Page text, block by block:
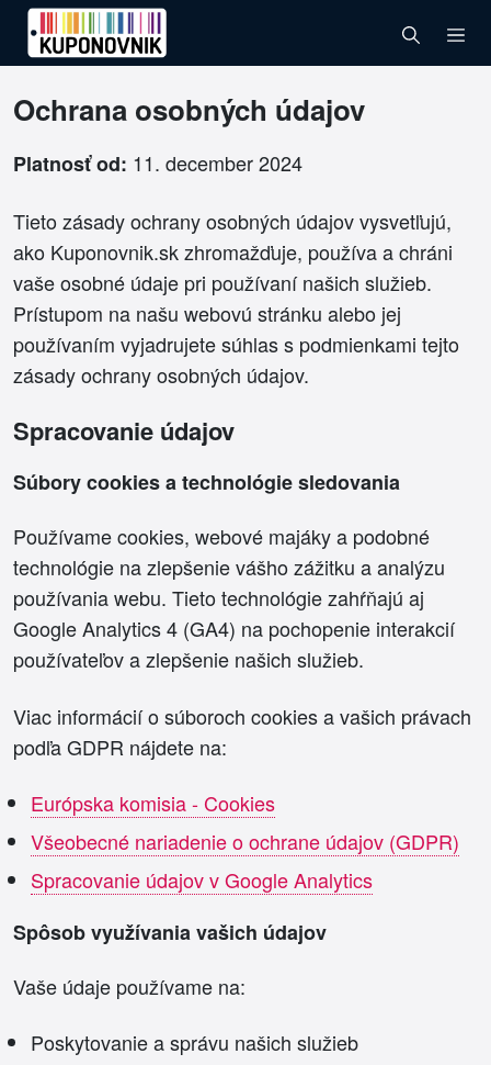
Ochrana osobných údajov
Platnosť od: 11. december 2024
Tieto zásady ochrany osobných údajov vysvetľujú,
ako Kuponovnik.sk zhromažďuje, používa a chráni
vaše osobné údaje pri používaní našich služieb.
Prístupom na našu webovú stránku alebo jej
používaním vyjadrujete súhlas s podmienkami tejto
zásady ochrany osobných údajov.
Spracovanie údajov
Súbory cookies a technológie sledovania
Používame cookies, webové majáky a podobné
technológie na zlepšenie vášho zážitku a analýzu
používania webu. Tieto technológie zahŕňajú aj
Google Analytics 4 (GA4) na pochopenie interakcií
používateľov a zlepšenie našich služieb.
Viac informácií o súboroch cookies a vašich právach
podľa GDPR nájdete na:
Európska komisia - Cookies
Všeobecné nariadenie o ochrane údajov (GDPR)
Spracovanie údajov v Google Analytics
Spôsob využívania vašich údajov
Vaše údaje používame na:
Poskytovanie a správu našich služieb